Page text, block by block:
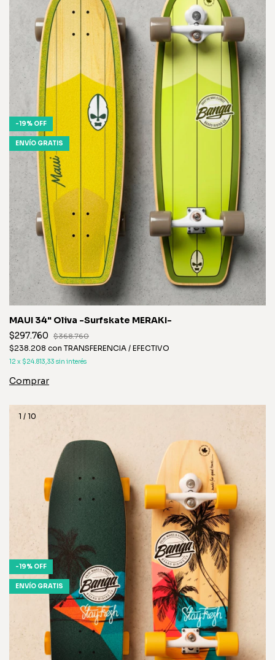
-19% OFF
ENVÍO GRATIS
MAUI 34" Oliva -Surfskate MERAKI-
$297.760
$368.760
$238.208 con TRANSFERENCIA / EFECTIVO
12 x $24.813,33 sin interés
1 / 10
-19% OFF
ENVÍO GRATIS